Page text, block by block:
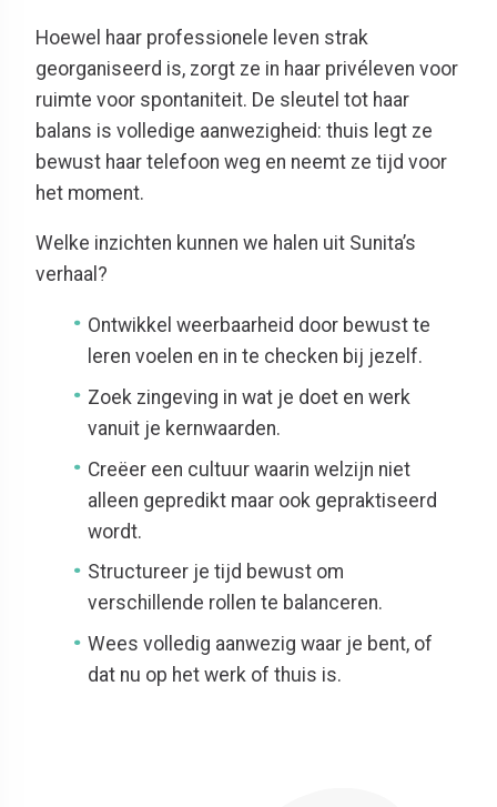
Hoewel haar professionele leven strak
georganiseerd is, zorgt ze in haar privéleven voor
ruimte voor spontaniteit. De sleutel tot haar
balans is volledige aanwezigheid: thuis legt ze
bewust haar telefoon weg en neemt ze tijd voor
het moment.
Welke inzichten kunnen we halen uit Sunita’s
verhaal?
Ontwikkel weerbaarheid door bewust te
leren voelen en in te checken bij jezelf.
Zoek zingeving in wat je doet en werk
vanuit je kernwaarden.
Creëer een cultuur waarin welzijn niet
alleen gepredikt maar ook gepraktiseerd
wordt.
Structureer je tijd bewust om
verschillende rollen te balanceren.
Wees volledig aanwezig waar je bent, of
dat nu op het werk of thuis is.